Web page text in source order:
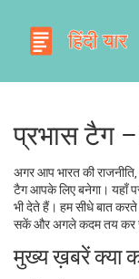
प्रभास टैग
अगर आप भारत की
टैग आपके लिए बनेगा। यहाँ
भी देते हैं। हम सीधे बात
सकें और अगले कदम तय कर
मुख्य ख़बरें क्या